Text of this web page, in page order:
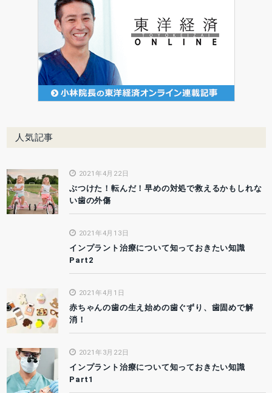
人気記事
2021年4月22日
ぶつけた！転んだ！早めの対処で救えるかもしれな
い歯の外傷
2021年4月13日
インプラント治療について知っておきたい知識
Part2
2021年4月1日
赤ちゃんの歯の生え始めの歯ぐずり、歯固めで解
消！
2021年3月22日
インプラント治療について知っておきたい知識
Part1